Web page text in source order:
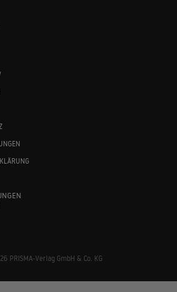
PRISMA-Verlag GmbH & Co. KG